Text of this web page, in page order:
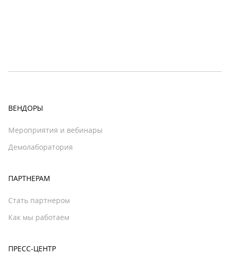
ВЕНДОРЫ
Мероприятия и вебинары
Демолаборатория
ПАРТНЕРАМ
Стать партнером
Как мы работаем
ПРЕСС-ЦЕНТР